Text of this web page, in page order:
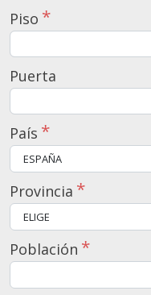
Piso
Puerta
País
Provincia
Población